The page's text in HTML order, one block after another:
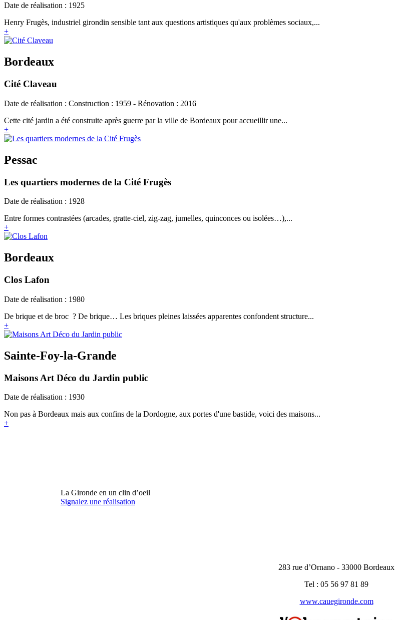
Date de réalisation : 1925
Henry Frugès, industriel girondin sensible tant aux questions artistiques qu'aux problèmes sociaux,...
+
Bordeaux
Cité Claveau
Date de réalisation : Construction : 1959 - Rénovation : 2016
Cette cité jardin a été construite après guerre par la ville de Bordeaux pour accueillir une...
+
Pessac
Les quartiers modernes de la Cité Frugès
Date de réalisation : 1928
Entre formes contrastées (arcades, gratte-ciel, zig-zag, jumelles, quinconces ou isolées…),...
+
Bordeaux
Clos Lafon
Date de réalisation : 1980
De brique et de broc ? De brique… Les briques pleines laissées apparentes confondent structure...
+
Sainte-Foy-la-Grande
Maisons Art Déco du Jardin public
Date de réalisation : 1930
Non pas à Bordeaux mais aux confins de la Dordogne, aux portes d'une bastide, voici des maisons...
+
La Gironde en un clin d’oeil
Signalez une réalisation
283 rue d’Ornano - 33000 Bordeaux
Tel : 05 56 97 81 89
www.cauegironde.com